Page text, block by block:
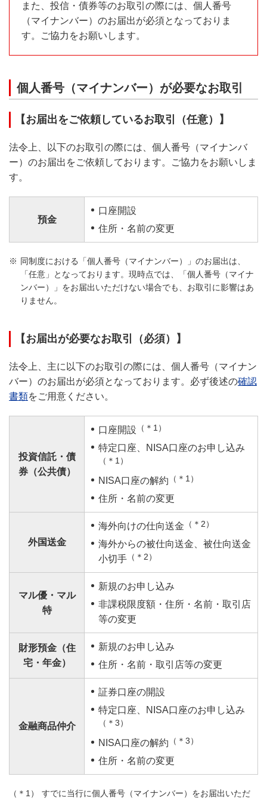
また、投信・債券等のお取引の際には、個人番号
（マイナンバー）のお届出が必須となっておりま
す。ご協力をお願いします。
個人番号（マイナンバー）が必要なお取引
【お届出をご依頼しているお取引（任意）】
法令上、以下のお取引の際には、個人番号（マイナンバ
ー）のお届出をご依頼しております。ご協力をお願いしま
す。
預金
口座開設
住所・名前の変更
同制度における「個人番号（マイナンバー）」のお届出は、
「任意」となっております。現時点では、「個人番号（マイナ
ンバー）」をお届出いただけない場合でも、お取引に影響はあ
りません。
【お届出が必要なお取引（必須）】
法令上、主に以下のお取引の際には、個人番号（マイナン
バー）のお届出が必須となっております。必ず後述の確認
書類をご用意ください。
投資信託・債
券（公共債）
口座開設 （＊1）
特定口座、NISA口座のお申し込み
（＊1）
NISA口座の解約 （＊1）
住所・名前の変更
外国送金
海外向けの仕向送金 （＊2）
海外からの被仕向送金、被仕向送金
小切手 （＊2）
マル優・マル
特
新規のお申し込み
非課税限度額・住所・名前・取引店
等の変更
財形預金（住
宅・年金）
新規のお申し込み
住所・名前・取引店等の変更
金融商品仲介
証券口座の開設
特定口座、NISA口座のお申し込み
（＊3）
NISA口座の解約 （＊3）
住所・名前の変更
すでに当行に個人番号（マイナンバー）をお届出いただ